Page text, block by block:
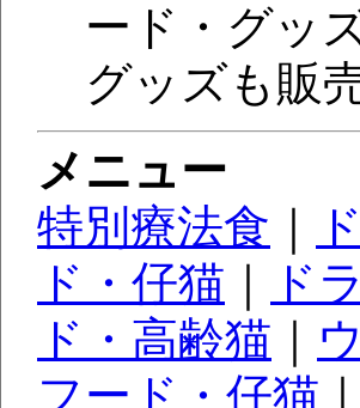
ード・グッ
グッズも販
メニュー
特別療法食
ド・仔猫
ド
ド・高齢猫
フード・仔猫